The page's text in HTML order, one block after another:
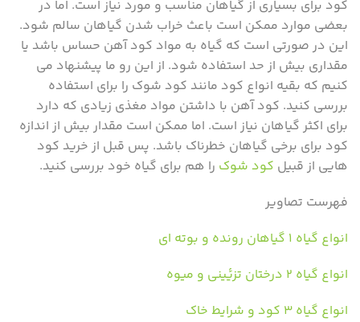
کود برای بسیاری از گیاهان مناسب و مورد نیاز است. اما در
بعضی موارد ممکن است باعث خراب شدن گیاهان سالم شود.
این در صورتی است که گیاه به مواد کود آهن حساس باشد یا
مقداری بیش از حد استفاده شود. از این رو ما پیشنهاد می
کنیم که بقیه انواع کود مانند کود شوک را برای استفاده
بررسی کنید. کود آهن با داشتن مواد مغذی زیادی که دارد
برای اکثر گیاهان نیاز است. اما ممکن است مقدار بیش از اندازه
کود برای برخی گیاهان خطرناک باشد. پس قبل از خرید کود
هایی از قبیل کود شوک را هم برای گیاه خود بررسی کنید.
فهرست تصاویر
انواع گیاه ۱ گیاهان رونده و بوته ای
انواع گیاه ۲ درختان تزیٔینی و میوه
انواع گیاه ۳ کود و شرایط خاک